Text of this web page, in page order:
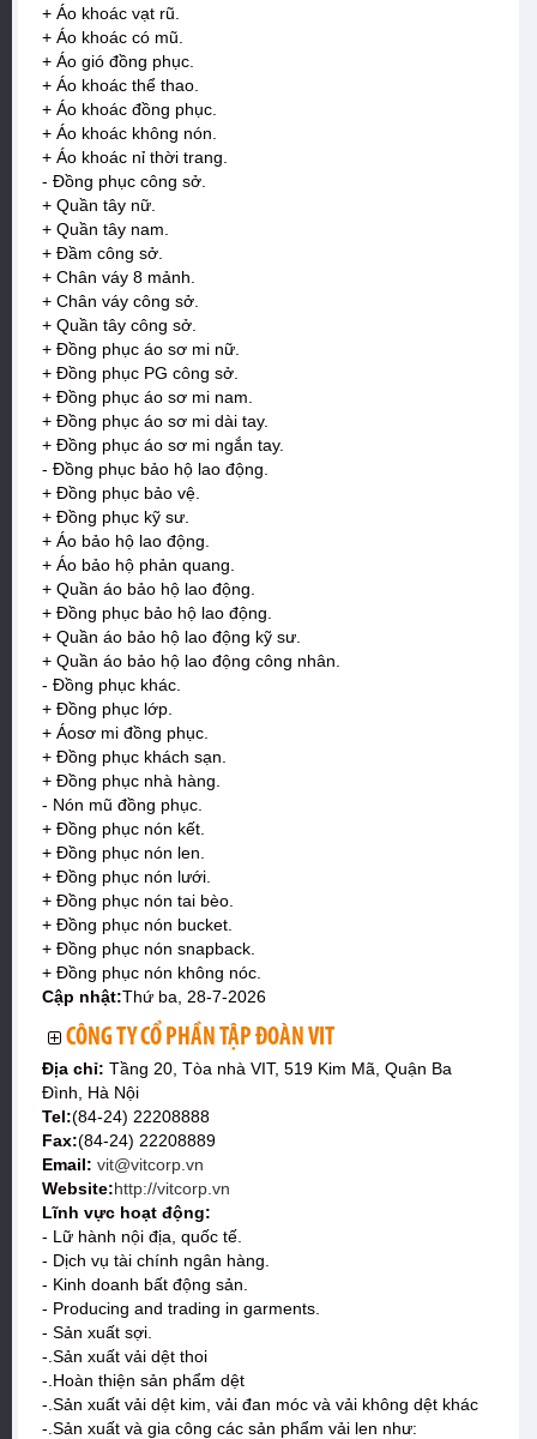
+ Áo khoác vạt rũ.
+ Áo khoác có mũ.
+ Áo gió đồng phục.
+ Áo khoác thể thao.
+ Áo khoác đồng phục.
+ Áo khoác không nón.
+ Áo khoác nỉ thời trang.
- Đồng phục công sở.
+ Quần tây nữ.
+ Quần tây nam.
+ Đầm công sở.
+ Chân váy 8 mảnh.
+ Chân váy công sở.
+ Quần tây công sở.
+ Đồng phục áo sơ mi nữ.
+ Đồng phục PG công sở.
+ Đồng phục áo sơ mi nam.
+ Đồng phục áo sơ mi dài tay.
+ Đồng phục áo sơ mi ngắn tay.
- Đồng phục bảo hộ lao động.
+ Đồng phục bảo vệ.
+ Đồng phục kỹ sư.
+ Áo bảo hộ lao động.
+ Áo bảo hộ phản quang.
+ Quần áo bảo hộ lao động.
+ Đồng phục bảo hộ lao động.
+ Quần áo bảo hộ lao động kỹ sư.
+ Quần áo bảo hộ lao động công nhân.
- Đồng phục khác.
+ Đồng phục lớp.
+ Áosơ mi đồng phục.
+ Đồng phục khách sạn.
+ Đồng phục nhà hàng.
- Nón mũ đồng phục.
+ Đồng phục nón kết.
+ Đồng phục nón len.
+ Đồng phục nón lưới.
+ Đồng phục nón tai bèo.
+ Đồng phục nón bucket.
+ Đồng phục nón snapback.
+ Đồng phục nón không nóc.
Cập nhật:Thứ ba, 28-7-2026
CÔNG TY CỔ PHẦN TẬP ĐOÀN VIT
Địa chỉ: Tầng 20, Tòa nhà VIT, 519 Kim Mã, Quận Ba
Đình, Hà Nội
Tel:(84-24) 22208888
Fax:(84-24) 22208889
Email: vit@vitcorp.vn
Website:http://vitcorp.vn
Lĩnh vực hoạt động:
- Lữ hành nội địa, quốc tế.
- Dịch vụ tài chính ngân hàng.
- Kinh doanh bất động sản.
- Producing and trading in garments.
- Sản xuất sợi.
-.Sản xuất vải dệt thoi
-.Hoàn thiện sản phẩm dệt
-.Sản xuất vải dệt kim, vải đan móc và vải không dệt khác
-.Sản xuất và gia công các sản phẩm vải len như: